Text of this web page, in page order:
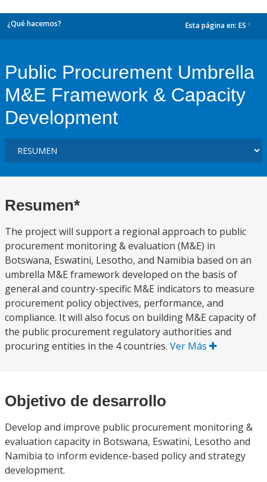
¿Qué hacemos? Esta página en: ES
Public Procurement Umbrella
M&E Framework & Capacity
Development
Resumen*
The project will support a regional approach to public
procurement monitoring & evaluation (M&E) in
Botswana, Eswatini, Lesotho, and Namibia based on an
umbrella M&E framework developed on the basis of
general and country-specific M&E indicators to measure
procurement policy objectives, performance, and
compliance. It will also focus on building M&E capacity of
the public procurement regulatory authorities and
procuring entities in the 4 countries. Ver Más
Objetivo de desarrollo
Develop and improve public procurement monitoring &
evaluation capacity in Botswana, Eswatini, Lesotho and
Namibia to inform evidence-based policy and strategy
development.